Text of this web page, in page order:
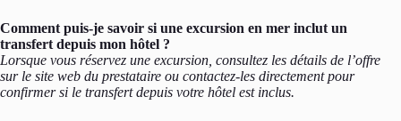
Comment puis-je savoir si une excursion en mer inclut un
transfert depuis mon hôtel ?
Lorsque vous réservez une excursion, consultez les détails de l’offre
sur le site web du prestataire ou contactez-les directement pour
confirmer si le transfert depuis votre hôtel est inclus.